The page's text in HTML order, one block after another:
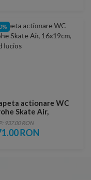
actionare WC
Skate Air,
gold lucios
937.00 RON
RON